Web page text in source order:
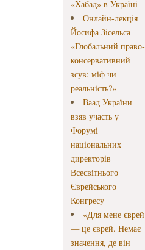
«Хабад» в Україні
Онлайн-лекція
Йосифа Зісельса
«Глобальний право-
консервативний
зсув: міф чи
реальність?»
Ваад України
взяв участь у
Форумі
національних
директорів
Всесвітнього
Єврейського
Конгресу
«Для мене єврей
— це єврей. Немає
значення, де він